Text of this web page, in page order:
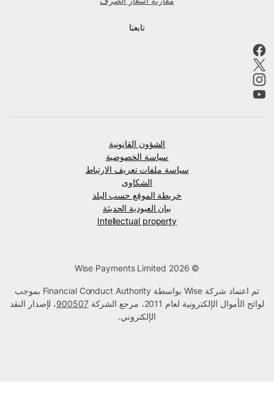
تابعنا
الشؤون القانونية
سياسة الخصوصية
سياسة ملفات تعريف الارتباط
الشكاوى
خريطة الموقع حسب البلد
بيان العبودية الحديثة
Intellectual property
تم اعتماد شركة Wise بواسطة Financial Conduct Authority بموجب
لوائح الأموال الإلكترونية لعام 2011، مرجع الشركة
900507، لإصدار النقد
الإلكتروني.